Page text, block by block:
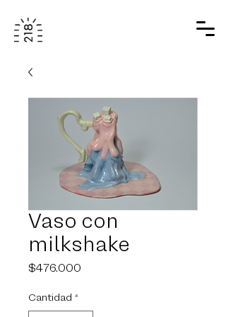
Vaso con
milkshake
$476.000
Cantidad *